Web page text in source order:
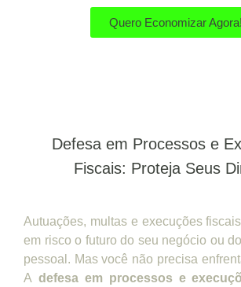
Quero Economizar Agora!
Defesa em Processos e
Fiscais: Proteja Seus
Autuações, multas e execuções
em risco o futuro do seu negócio ou
pessoal. Mas você não precisa
A defesa em processos e